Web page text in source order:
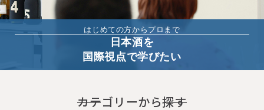
はじめての方からプロまで
日本酒を
国際視点で学びたい
カテゴリーから探す